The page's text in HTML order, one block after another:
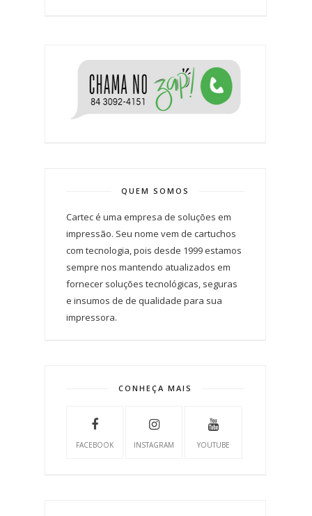
QUEM SOMOS
Cartec é uma empresa de soluções em
impressão. Seu nome vem de cartuchos
com tecnologia, pois desde 1999 estamos
sempre nos mantendo atualizados em
fornecer soluções tecnológicas, seguras
e insumos de de qualidade para sua
impressora.
CONHEÇA MAIS
FACEBOOK INSTAGRAM YOUTUBE